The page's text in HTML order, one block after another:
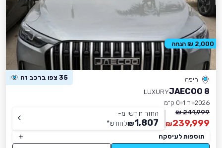
חיפה 35 צפו ברכב זה
JAECOO 8
LUXURY
2026 יד 1
0 ק״מ
241,999 ₪
239,999
₪
החזר חודשי מ-
1,807
₪לחודש*
תוספות לעיסקה
2,000 ₪ הנחה